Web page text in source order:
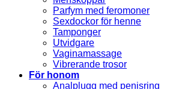
Parfym med feromoner
Sexdockor för henne
Tamponger
Utvidgare
Vaginamassage
Vibrerande trosor
För honom
Analplugg med penisring